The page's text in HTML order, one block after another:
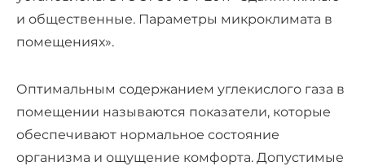
и общественные. Параметры микроклимата в
помещениях».
Оптимальным содержанием углекислого газа в
помещении называются показатели, которые
обеспечивают нормальное состояние
организма и ощущение комфорта. Допустимые